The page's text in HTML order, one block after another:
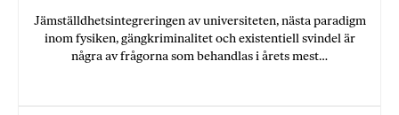
s
F
r
Jämställdhetsintegreringen av universiteten, nästa paradigm
inom fysiken, gängkriminalitet och existentiell svindel är
några av frågorna som behandlas i årets mest…